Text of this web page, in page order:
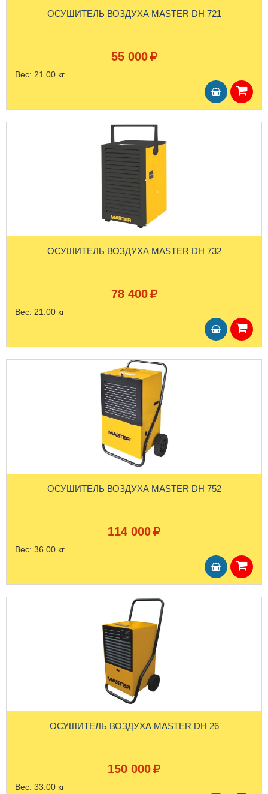
ОСУШИТЕЛЬ ВОЗДУХА MASTER DH 721
55 000
Вес: 21.00 кг
ОСУШИТЕЛЬ ВОЗДУХА MASTER DH 732
78 400
Вес: 21.00 кг
ОСУШИТЕЛЬ ВОЗДУХА MASTER DH 752
114 000
Вес: 36.00 кг
ОСУШИТЕЛЬ ВОЗДУХА MASTER DH 26
150 000
Вес: 33.00 кг